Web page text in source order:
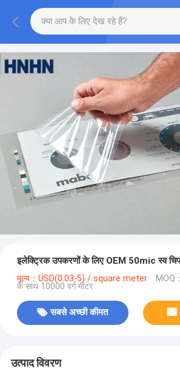
इलेक्ट्रिक उपकरणों के लिए OEM 50mic स्व
मूल्य：USD(0.03-5) / square meter MOQ
के साथ 10000 वर्ग मीटर
सबसे अच्छी कीमत
उत्पाद विवरण